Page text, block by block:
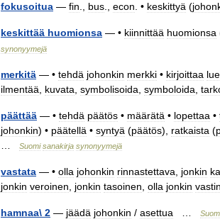
fokusoitua — fin bus econ . • keskittyä (
keskittää huomionsa — • kiinnittää huomionsa
synonyymejä
merkitä — • tehdä johonkin merkki • kirjoittaa
ilmentää
kuvata symbolisoida symboloida
päättää — • tehdä päätös • määrätä • lopettaa •
johonkin) • päätellä • syntyä (päätös), ratkaista (
Suomi sanakirja synonyymejä
vastata — • olla johonkin rinnastettava jonkin
jonkin veroinen jonkin tasoinen olla jonkin
hamnaa\ 2 — jäädä johonkin / asettua